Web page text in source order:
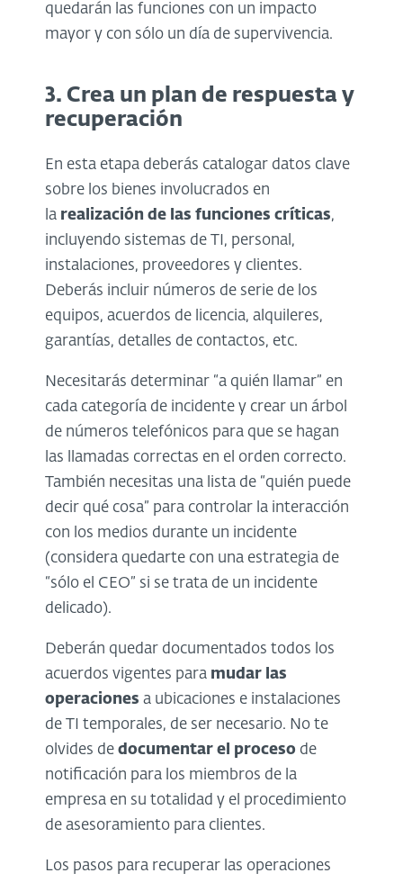
quedarán las funciones con un impacto
mayor y con sólo un día de supervivencia.
3. Crea un plan de respuesta y
recuperación
En esta etapa deberás catalogar datos clave
sobre los bienes involucrados en
la realización de las funciones críticas,
incluyendo sistemas de TI, personal,
instalaciones, proveedores y clientes.
Deberás incluir números de serie de los
equipos, acuerdos de licencia, alquileres,
garantías, detalles de contactos, etc.
Necesitarás determinar “a quién llamar” en
cada categoría de incidente y crear un árbol
de números telefónicos para que se hagan
las llamadas correctas en el orden correcto.
También necesitas una lista de “quién puede
decir qué cosa” para controlar la interacción
con los medios durante un incidente
(considera quedarte con una estrategia de
“sólo el CEO” si se trata de un incidente
delicado).
Deberán quedar documentados todos los
acuerdos vigentes para mudar las
operaciones a ubicaciones e instalaciones
de TI temporales, de ser necesario. No te
olvides de documentar el proceso de
notificación para los miembros de la
empresa en su totalidad y el procedimiento
de asesoramiento para clientes.
Los pasos para recuperar las operaciones